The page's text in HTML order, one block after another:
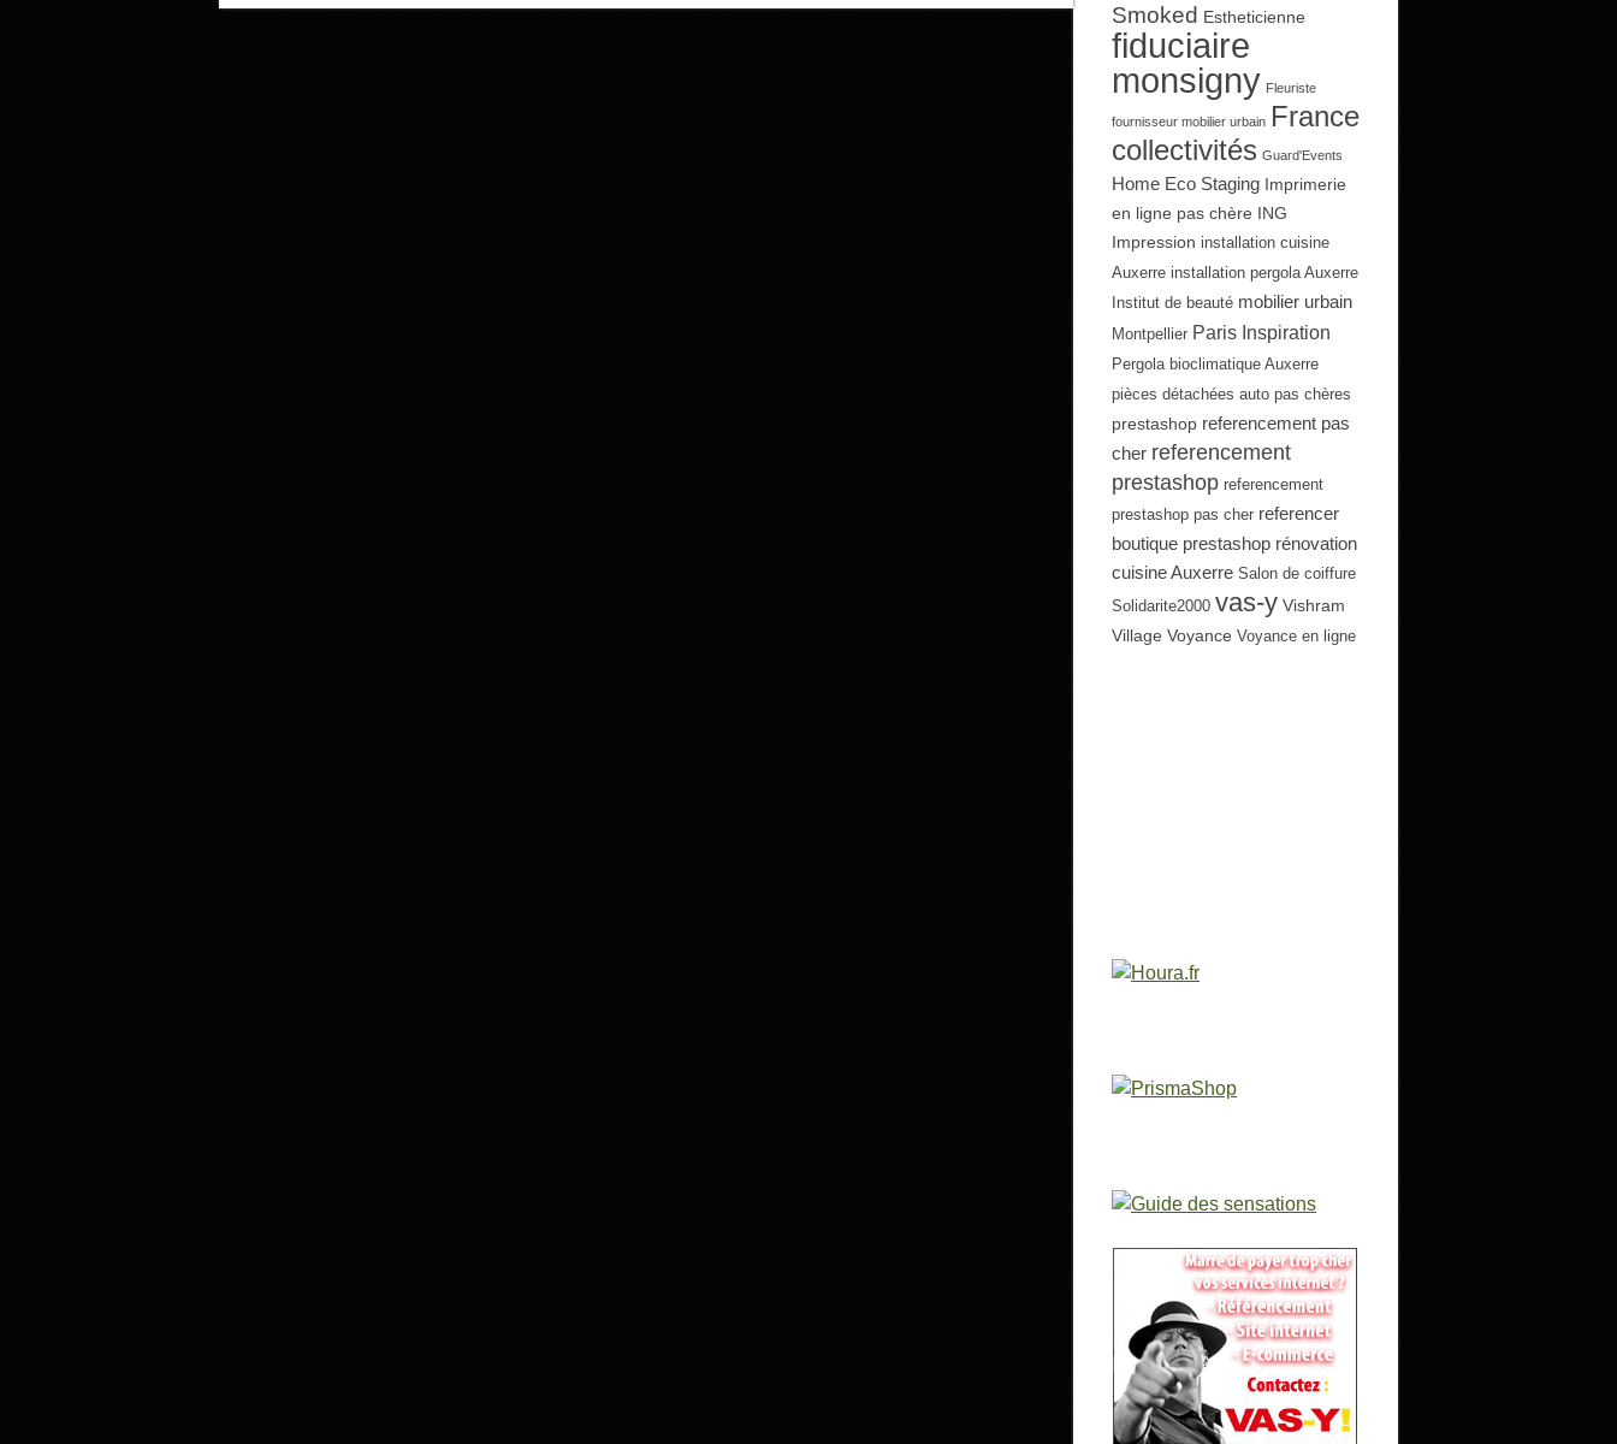
Smoked Estheticienne
fiduciaire
monsigny Fleuriste
fournisseur mobilier urbain France
collectivités Guard'Events
Home Eco Staging Imprimerie
en ligne pas chère ING
Impression installation cuisine
Auxerre installation pergola Auxerre
Institut de beauté mobilier urbain
Montpellier Paris Inspiration
Pergola bioclimatique Auxerre
pièces détachées auto pas chères
prestashop referencement pas
cher referencement
prestashop referencement
prestashop pas cher referencer
boutique prestashop rénovation
cuisine Auxerre Salon de coiffure
Solidarite2000 vas-y Vishram
Village Voyance Voyance en ligne